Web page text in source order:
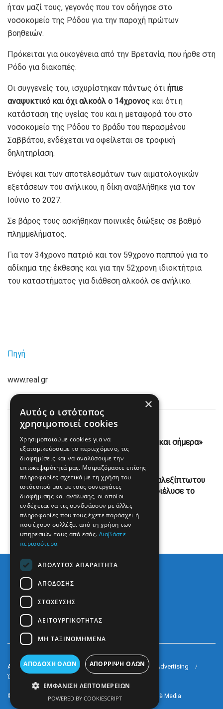
ήταν μαζί τους, γεγονός που τον οδήγησε στο
νοσοκομείο της Ρόδου για την παροχή πρώτων
βοηθειών.
Πρόκειται για οικογένεια από την Βρετανία, που ήρθε στη
Ρόδο για διακοπές.
Οι συγγενείς του, ισχυρίστηκαν πάντως ότι ήπιε
αναψυκτικό και όχι αλκοόλ ο 14χρονος και ότι η
κατάσταση της υγείας του και η μεταφορά του στο
νοσοκομείο της Ρόδου το βράδυ του περασμένου
Σαββάτου, ενδέχεται να οφείλεται σε τροφική
δηλητηρίαση.
Ενόψει και των αποτελεσμάτων των αιματολογικών
εξετάσεων του ανήλικου, η δίκη αναβλήθηκε για τον
Ιούνιο το 2027.
Σε βάρος τους ασκήθηκαν ποινικές διώξεις σε βαθμό
πλημμελήματος.
Για τον 34χρονο πατριό και τον 59χρονο παππού για το
αδίκημα της έκθεσης και για την 52χρονη ιδιοκτήτρια
του καταστήματος για διάθεση αλκοόλ σε ανήλικο.
Πηγή
www.real.gr
Previous Post
Ρούμπιο: Συμφωνία με το Ιράν «ακόμη και σήμερα»
Next Post
Από θαύμα σώθηκε 44χρονη αθλήτρια αλεξίπτωτου
πλαγιάς στην Αυστρία: Αεροπλάνο διέλυσε το
αλεξίπτωτό της
Arkè Media Group Radio Preveza 93
Arkè Advertising
Όροι και Προϋποθέσεις
© 2022 PrevezapostInspired byArkè AdvPartner of Arkè Media
×
Αυτός ο ιστότοπος
χρησιμοποιεί cookies
Χρησιμοποιούμε cookies για να
εξατομικεύσουμε το περιεχόμενο, τις
διαφημίσεις και να αναλύσουμε την
επισκεψιμότητά μας. Μοιραζόμαστε επίσης
πληροφορίες σχετικά με τη χρήση του
ιστότοπού μας με τους συνεργάτες
διαφήμισης και ανάλυσης, οι οποίοι
ενδέχεται να τις συνδυάσουν με άλλες
πληροφορίες που τους έχετε παράσχει ή
που έχουν συλλέξει από τη χρήση των
υπηρεσιών τους από εσάς. Διαβάστε
περισσότερα
ΑΠΟΛΎΤΩΣ ΑΠΑΡΑΊΤΗΤΑ
ΑΠΌΔΟΣΗΣ
ΣΤΌΧΕΥΣΗΣ
ΛΕΙΤΟΥΡΓΙΚΌΤΗΤΑΣ
ΜΗ ΤΑΞΙΝΟΜΗΜΈΝΑ
ΑΠΟΔΟΧΉ ΌΛΩΝ ΑΠΌΡΡΙΨΗ ΌΛΩΝ
ΕΜΦΆΝΙΣΗ ΛΕΠΤΟΜΕΡΕΙΏΝ
POWERED BY COOKIESCRIPT